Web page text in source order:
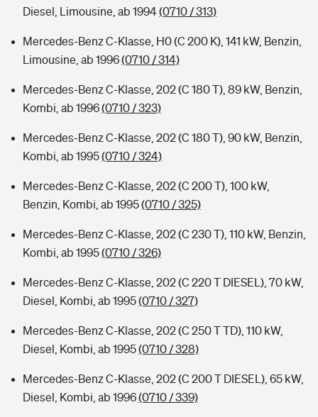
Diesel, Limousine, ab 1994(0710 / 313)
Mercedes-Benz C-Klasse, H0 (C 200 K), 141 kW, Benzin,
Limousine, ab 1996(0710 / 314)
Mercedes-Benz C-Klasse, 202 (C 180 T), 89 kW, Benzin,
Kombi, ab 1996(0710 / 323)
Mercedes-Benz C-Klasse, 202 (C 180 T), 90 kW, Benzin,
Kombi, ab 1995(0710 / 324)
Mercedes-Benz C-Klasse, 202 (C 200 T), 100 kW,
Benzin, Kombi, ab 1995(0710 / 325)
Mercedes-Benz C-Klasse, 202 (C 230 T), 110 kW, Benzin,
Kombi, ab 1995(0710 / 326)
Mercedes-Benz C-Klasse, 202 (C 220 T DIESEL), 70 kW,
Diesel, Kombi, ab 1995(0710 / 327)
Mercedes-Benz C-Klasse, 202 (C 250 T TD), 110 kW,
Diesel, Kombi, ab 1995(0710 / 328)
Mercedes-Benz C-Klasse, 202 (C 200 T DIESEL), 65 kW,
Diesel, Kombi, ab 1996(0710 / 339)